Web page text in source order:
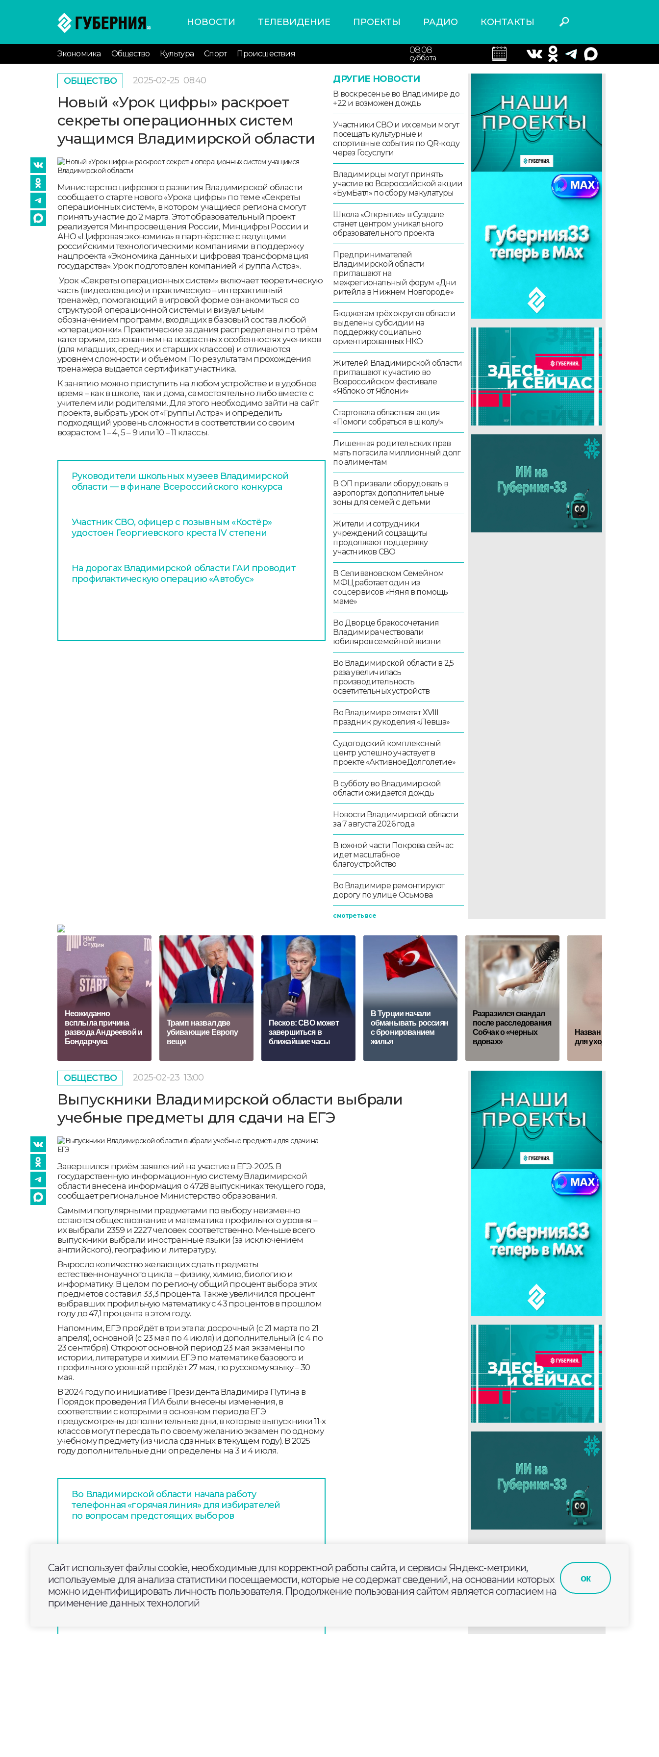
НОВОСТИ ТЕЛЕВИДЕНИЕ ПРОЕКТЫ РАДИО КОНТАКТЫ
Экономика Общество Культура Спорт Происшествия 08.08
суббота
ОБЩЕСТВО 2025-02-25 08:40
Новый «Урок цифры» раскроет
секреты операционных систем
учащимся Владимирской области
Министерство цифрового развития Владимирской области
сообщает о старте нового «Урока цифры» по теме «Секреты
операционных систем», в котором учащиеся региона смогут
принять участие до 2 марта. Этот образовательный проект
реализуется Минпросвещения России, Минцифры России и
АНО «Цифровая экономика» в партнёрстве с ведущими
российскими технологическими компаниями в поддержку
нацпроекта «Экономика данных и цифровая трансформация
государства». Урок подготовлен компанией «Группа Астра».
Урок «Секреты операционных систем» включает теоретическую
часть (видеолекцию) и практическую – интерактивный
тренажёр, помогающий в игровой форме ознакомиться со
структурой операционной системы и визуальным
обозначением программ, входящих в базовый состав любой
«операционки». Практические задания распределены по трём
категориям, основанным на возрастных особенностях учеников
(для младших, средних и старших классов) и отличаются
уровнем сложности и объёмом. По результатам прохождения
тренажёра выдается сертификат участника.
К занятию можно приступить на любом устройстве и в удобное
время – как в школе, так и дома, самостоятельно либо вместе с
учителем или родителями. Для этого необходимо зайти на сайт
проекта, выбрать урок от «Группы Астра» и определить
подходящий уровень сложности в соответствии со своим
возрастом: 1 – 4, 5 – 9 или 10 – 11 классы.
Руководители школьных музеев Владимирской
области — в финале Всероссийского конкурса
Участник СВО, офицер с позывным «Костёр»
удостоен Георгиевского креста IV степени
На дорогах Владимирской области ГАИ проводит
профилактическую операцию «Автобус»
ДРУГИЕ НОВОСТИ
В воскресенье во Владимире до
+22 и возможен дождь
Участники СВО и их семьи могут
посещать культурные и
спортивные события по QR-коду
через Госуслуги
Владимирцы могут принять
участие во Всероссийской акции
«БумБатл» по сбору макулатуры
Школа «Открытие» в Суздале
станет центром уникального
образовательного проекта
Предпринимателей
Владимирской области
приглашают на
межрегиональный форум «Дни
ритейла в Нижнем Новгороде»
Бюджетам трёх округов области
выделены субсидии на
поддержку социально
ориентированных НКО
Жителей Владимирской области
приглашают к участию во
Всероссийском фестивале
«Яблоко от Яблони»
Стартовала областная акция
«Помоги собраться в школу!»
Лишенная родительских прав
мать погасила миллионный долг
по алиментам
В ОП призвали оборудовать в
аэропортах дополнительные
зоны для семей с детьми
Жители и сотрудники
учреждений соцзащиты
продолжают поддержку
участников СВО
В Селивановском Семейном
МФЦ работает один из
соцсервисов «Няня в помощь
маме»
Во Дворце бракосочетания
Владимира чествовали
юбиляров семейной жизни
Во Владимирской области в 2,5
раза увеличилась
производительность
осветительных устройств
Во Владимире отметят XVIII
праздник рукоделия «Левша»
Судогодский комплексный
центр успешно участвует в
проекте «АктивноеДолголетие»
В субботу во Владимирской
области ожидается дождь
Новости Владимирской области
за 7 августа 2026 года
В южной части Покрова сейчас
идет масштабное
благоустройство
Во Владимире ремонтируют
дорогу по улице Осьмова
смотреть все
Неожиданно
всплыла причина
развода Андреевой и
Бондарчука
Трамп назвал две
убивающие Европу
вещи
Песков: СВО может
завершиться в
ближайшие часы
В Турции начали
обманывать россиян
с бронированием
жилья
Разразился скандал
после расследования
Собчак о «черных
вдовах»
Назван топ-5 средств
для ухода за кожей
ОБЩЕСТВО 2025-02-23 13:00
Выпускники Владимирской области выбрали
учебные предметы для сдачи на ЕГЭ
Завершился приём заявлений на участие в ЕГЭ-2025. В
государственную информационную систему Владимирской
области внесена информация о 4728 выпускниках текущего года,
сообщает региональное Министерство образования.
Самыми популярными предметами по выбору неизменно
остаются обществознание и математика профильного уровня –
их выбрали 2359 и 2227 человек соответственно. Меньше всего
выпускники выбрали иностранные языки (за исключением
английского), географию и литературу.
Выросло количество желающих сдать предметы
естественнонаучного цикла – физику, химию, биологию и
информатику. В целом по региону общий процент выбора этих
предметов составил 33,3 процента. Также увеличился процент
выбравших профильную математику с 43 процентов в прошлом
году до 47,1 процента в этом году.
Напомним, ЕГЭ пройдёт в три этапа: досрочный (с 21 марта по 21
апреля), основной (с 23 мая по 4 июля) и дополнительный (с 4 по
23 сентября). Откроют основной период 23 мая экзамены по
истории, литературе и химии. ЕГЭ по математике базового и
профильного уровней пройдёт 27 мая, по русскому языку – 30
мая.
В 2024 году по инициативе Президента Владимира Путина в
Порядок проведения ГИА были внесены изменения, в
соответствии с которыми в основном периоде ЕГЭ
предусмотрены дополнительные дни, в которые выпускники 11-х
классов могут пересдать по своему желанию экзамен по одному
учебному предмету (из числа сданных в текущем году). В 2025
году дополнительные дни определены на 3 и 4 июля.
Во Владимирской области начала работу
телефонная «горячая линия» для избирателей
по вопросам предстоящих выборов
ремонтируемым платным дорогам
В субботу во Владимирской области ожидается
дождь
Сайт использует файлы cookie, необходимые для корректной работы сайта, и сервисы Яндекс-метрики,
используемые для анализа статистики посещаемости, которые не содержат сведений, на основании которых
можно идентифицировать личность пользователя. Продолжение пользования сайтом является согласием на
применение данных технологий
ок